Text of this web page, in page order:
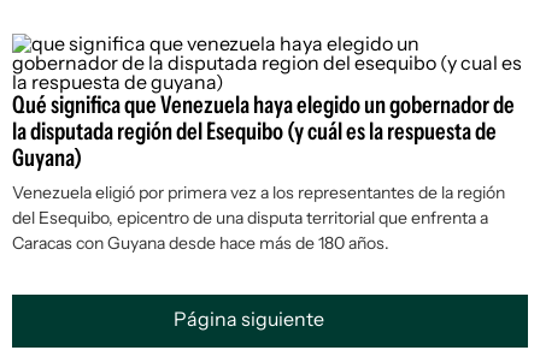
Qué significa que Venezuela haya elegido un gobernador de
la disputada región del Esequibo (y cuál es la respuesta de
Guyana)
Venezuela eligió por primera vez a los representantes de la región
del Esequibo, epicentro de una disputa territorial que enfrenta a
Caracas con Guyana desde hace más de 180 años.
Página siguiente